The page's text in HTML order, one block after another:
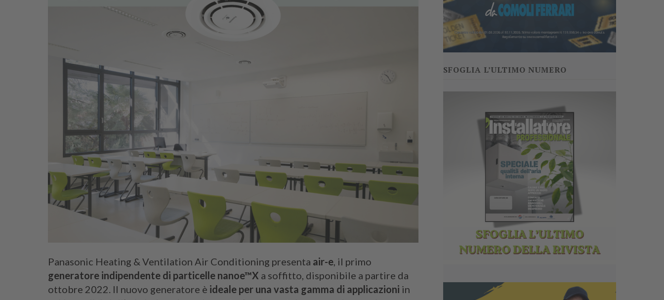
Panasonic Heating & Ventilation Air Conditioning presenta air-e , il primo
generatore indipendente di particelle nanoe™X a soffitto, disponibile a partire da
ottobre 2022. Il nuovo generatore è ideale per una vasta gamma di applicazioni in
SFOGLIA L’ULTIMO NUMERO